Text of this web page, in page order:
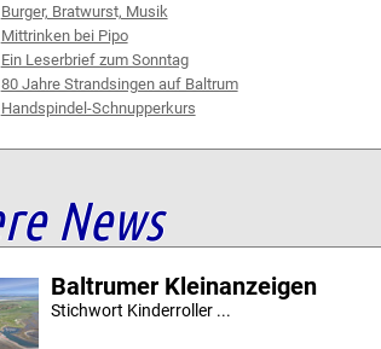
Burger, Bratwurst, Musik
Mittrinken bei Pipo
Ein Leserbrief zum Sonntag
80 Jahre Strandsingen auf Baltrum
Handspindel-Schnupperkurs
News
Baltrumer Kleinanzeigen
Stichwort Kinderroller ...